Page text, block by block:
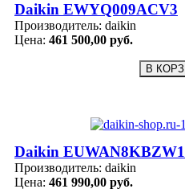
Daikin EWYQ009ACV3
Производитель: daikin
Цена: 461 500,00 руб.
Daikin EUWAN8KBZW1
Производитель: daikin
Цена: 461 990,00 руб.